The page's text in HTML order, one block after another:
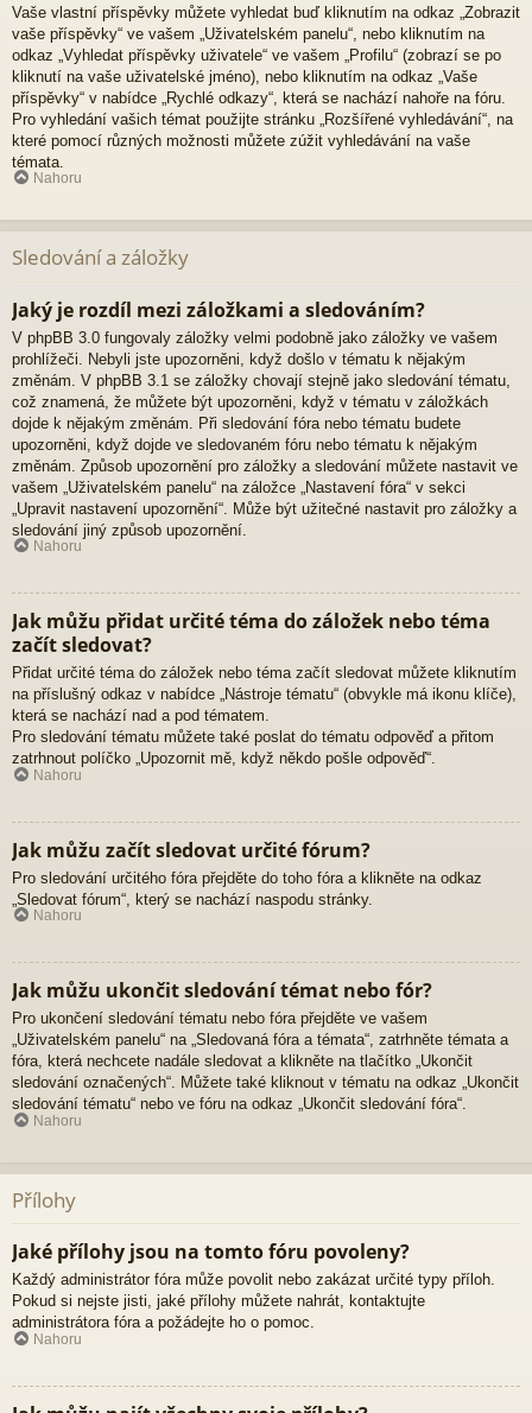
Vaše vlastní příspěvky můžete vyhledat buď kliknutím na odkaz „Zobrazit
vaše příspěvky“ ve vašem „Uživatelském panelu“, nebo kliknutím na
odkaz „Vyhledat příspěvky uživatele“ ve vašem „Profilu“ (zobrazí se po
kliknutí na vaše uživatelské jméno), nebo kliknutím na odkaz „Vaše
příspěvky“ v nabídce „Rychlé odkazy“, která se nachází nahoře na fóru.
Pro vyhledání vašich témat použijte stránku „Rozšířené vyhledávání“, na
které pomocí různých možnosti můžete zúžit vyhledávání na vaše
témata.
Nahoru
Sledování a záložky
Jaký je rozdíl mezi záložkami a sledováním?
V phpBB 3.0 fungovaly záložky velmi podobně jako záložky ve vašem
prohlížeči. Nebyli jste upozorněni, když došlo v tématu k nějakým
změnám. V phpBB 3.1 se záložky chovají stejně jako sledování tématu,
což znamená, že můžete být upozorněni, když v tématu v záložkách
dojde k nějakým změnám. Při sledování fóra nebo tématu budete
upozorněni, když dojde ve sledovaném fóru nebo tématu k nějakým
změnám. Způsob upozornění pro záložky a sledování můžete nastavit ve
vašem „Uživatelském panelu“ na záložce „Nastavení fóra“ v sekci
„Upravit nastavení upozornění“. Může být užitečné nastavit pro záložky a
sledování jiný způsob upozornění.
Nahoru
Jak můžu přidat určité téma do záložek nebo téma
začít sledovat?
Přidat určité téma do záložek nebo téma začít sledovat můžete kliknutím
na příslušný odkaz v nabídce „Nástroje tématu“ (obvykle má ikonu klíče),
která se nachází nad a pod tématem.
Pro sledování tématu můžete také poslat do tématu odpověď a přitom
zatrhnout políčko „Upozornit mě, když někdo pošle odpověď“.
Nahoru
Jak můžu začít sledovat určité fórum?
Pro sledování určitého fóra přejděte do toho fóra a klikněte na odkaz
„Sledovat fórum“, který se nachází naspodu stránky.
Nahoru
Jak můžu ukončit sledování témat nebo fór?
Pro ukončení sledování tématu nebo fóra přejděte ve vašem
„Uživatelském panelu“ na „Sledovaná fóra a témata“, zatrhněte témata a
fóra, která nechcete nadále sledovat a klikněte na tlačítko „Ukončit
sledování označených“. Můžete také kliknout v tématu na odkaz „Ukončit
sledování tématu“ nebo ve fóru na odkaz „Ukončit sledování fóra“.
Nahoru
Přílohy
Jaké přílohy jsou na tomto fóru povoleny?
Každý administrátor fóra může povolit nebo zakázat určité typy příloh.
Pokud si nejste jisti, jaké přílohy můžete nahrát, kontaktujte
administrátora fóra a požádejte ho o pomoc.
Nahoru